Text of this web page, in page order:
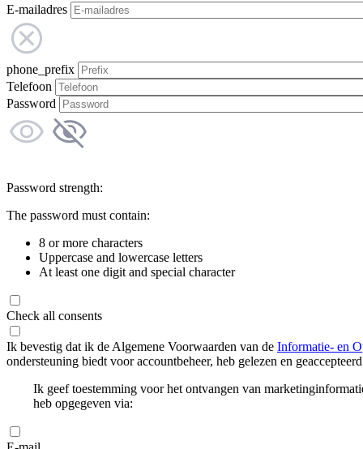
E-mailadres
phone_prefix
Telefoon
Password
Password strength:
The password must contain:
8 or more characters
Uppercase and lowercase letters
At least one digit and special character
Check all consents
Ik bevestig dat ik de Algemene Voorwaarden van de Informatie- en
ondersteuning biedt voor accountbeheer, heb gelezen en
Ik geef toestemming voor het ontvangen van
heb opgegeven via: